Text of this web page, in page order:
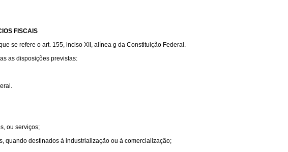
FISCAIS
se refere o art. 155, inciso XII, alínea g da Constituição Federal.
as disposições previstas:
ou serviços;
quando destinados à industrialização ou à comercialização;